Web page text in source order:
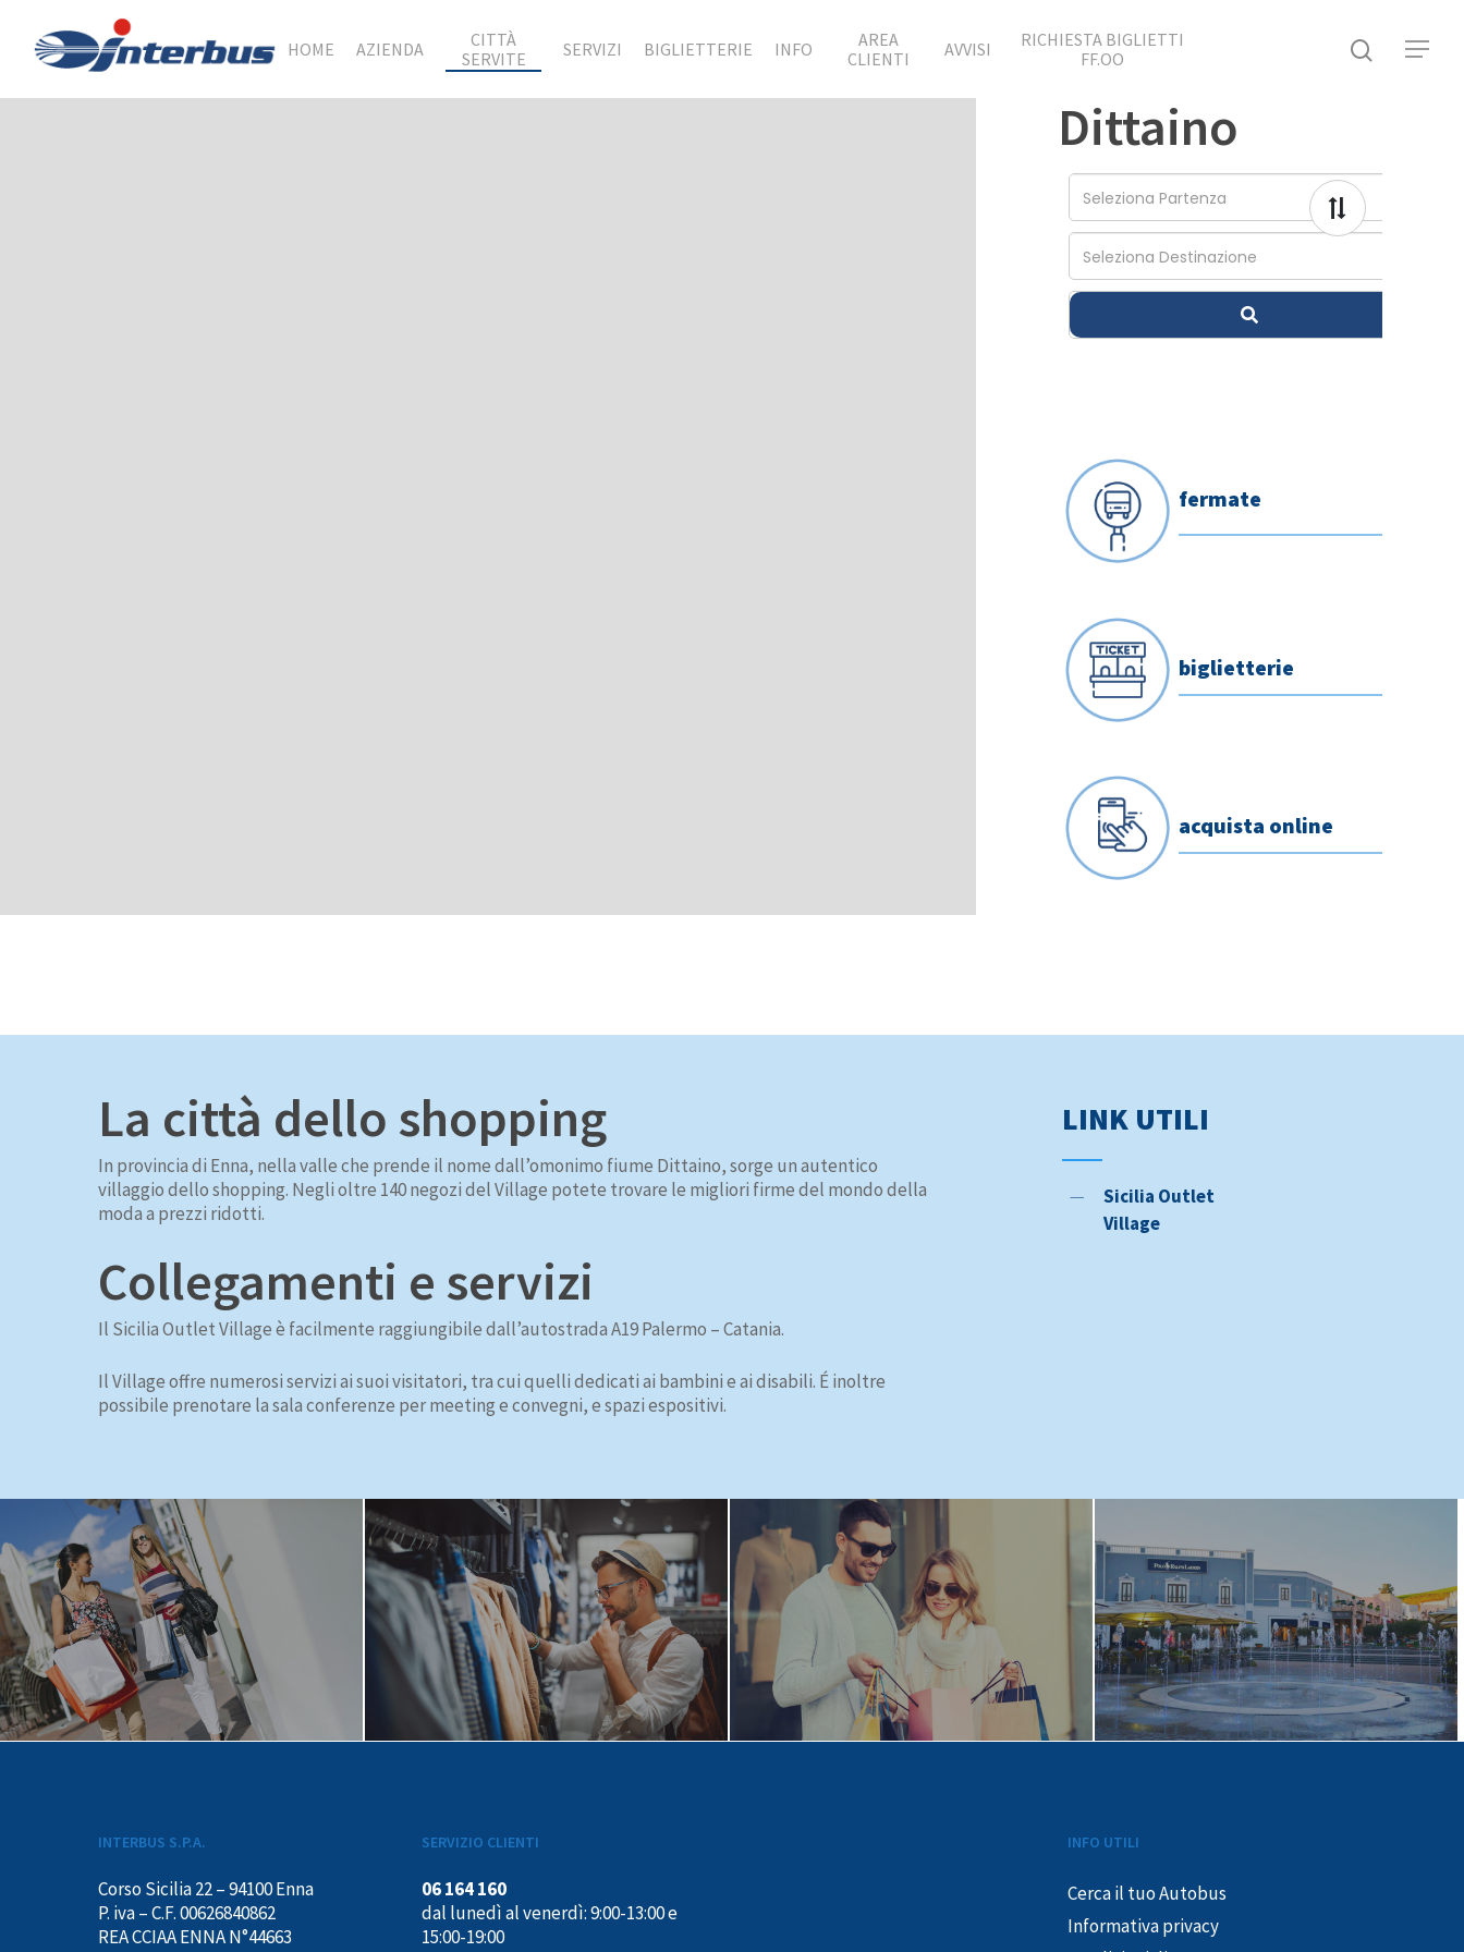
HOME AZIENDA
CITTÀ
SERVITE
SERVIZI BIGLIETTERIE INFO
AREA
CLIENTI
AVVISI
RICHIESTA BIGLIETTI
FF.OO
Dittaino
fermate
biglietterie
acquista online
La città dello shopping
In provincia di Enna, nella valle che prende il nome dall’omonimo fiume Dittaino, sorge un autentico
villaggio dello shopping. Negli oltre 140 negozi del Village potete trovare le migliori firme del mondo della
moda a prezzi ridotti.
Collegamenti e servizi
Il Sicilia Outlet Village è facilmente raggiungibile dall’autostrada A19 Palermo – Catania.
Il Village offre numerosi servizi ai suoi visitatori, tra cui quelli dedicati ai bambini e ai disabili. É inoltre
possibile prenotare la sala conferenze per meeting e convegni, e spazi espositivi.
LINK UTILI
Sicilia Outlet
Village
INTERBUS S.P.A.
Corso Sicilia 22 – 94100 Enna
P. iva – C.F. 00626840862
REA CCIAA ENNA N°44663
SERVIZIO CLIENTI
06 164 160
dal lunedì al venerdì: 9:00-13:00 e
15:00-19:00
INFO UTILI
Cerca il tuo Autobus
Informativa privacy
Mobilità ridotta
In caso di sciopero